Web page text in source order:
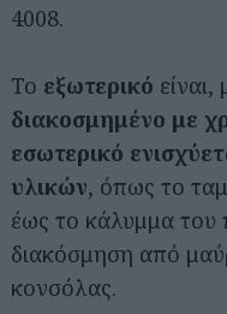
4008.
Το εξωτερικό
διακοσμημένο με
εσωτερικό
υλικών, όπως το
έως το κάλυμμα του
διακόσμηση από
κονσόλας.